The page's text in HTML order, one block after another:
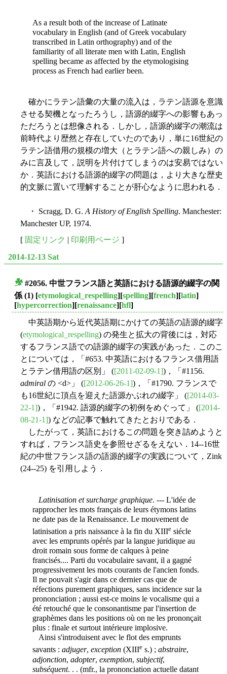
As a result both of the increase of Latinate
vocabulary in English (and of Greek vocabulary
transcribed in Latin orthography) and of the
familiarity of all literate men with Latin, English
spelling became as affected by the etymologising
process as French had earlier been.
確かにラテン語彙の大量の流入は，ラテン語源を意識
させる契機となったろうし，語源的綴字への影響もあっ
ただろうとは想像される．しかし，語源的綴字の潮流は
前時代より歴然と存在していたのであり，単に16世紀の
ラテン語借用の規模の増大（とラテン語への親しみ）の
みに言及して，説明を片付けてしまうのは安易ではない
か．英語における語源的綴字の問題は，より大きな歴史
的文脈に置いて理解することが肝心なように思われる．
・ Scragg, D. G. A History of English Spelling. Manchester:
Manchester UP, 1974.
[ 固定リンク | 印刷用ページ ]
2014-12-13 Sat
#2056. 中世フランス語と英語における語源的綴字の関
係 (1) [etymological_respelling][spelling][french][latin]
[hypercorrection][renaissance][hfl]
中英語期から近代英語期にかけての英語の語源的綴字
(etymological_respelling) の発生と拡大の背後には，対応
するフランス語での語源的綴字の実践があった．このこ
とについては，「#653. 中英語におけるフランス借用語
とラテン借用語の区別」 ([2011-02-09-1])，「#1156.
admiral の <d>」 ([2012-06-26-1])，「#1790. フランスで
も16世紀に頂点を迎えた語源かぶれの綴字」 ([2014-03-
22-1])，「#1942. 語源的綴字の初例をめぐって」 ([2014-
08-21-1]) などの記事で触れてきたとおりである．
したがって，英語におけるこの問題を突き詰めようと
すれば，フランス語史を参照せざるをえない．14--16世
紀の中世フランス語の語源的綴字の実践について，Zink
(24--25) を引用しよう．
Latinisation et surcharge graphique. --- L'idée de
rapprocher les mots français de leurs étymons latins
ne date pas de la Renaissance. Le mouvement de
latinisation a pris naissance à la fin du XIIIe siécle
avec les emprunts opérés par la langue juridique au
droit romain sous forme de calques à peine
francisés.... Parti du vocabulaire savant, il a gagné
progressivement les mots courants de l'ancien fonds.
Il ne pouvait s'agir dans ce dernier cas que de
réfections purement graphiques, sans incidence sur la
prononciation ; aussi est-ce moins le vocalisme qui a
été retouché que le consonantisme par l'insertion de
graphèmes dans les positions où on ne les prononçait
plus : finale et surtout intérieure implosive.
Ainsi s'introduisent avec le flot des emprunts
savants : adjuger, exception (XIIIe s.) ; abstraire,
adjonction, adopter, exemption, subjectif,
subséquent. . . (mfr., la prononciation actuelle datant